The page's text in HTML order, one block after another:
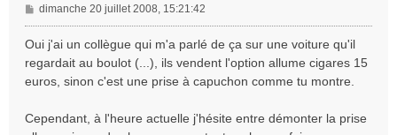
M
e
a
g
dimanche 20 juillet 2008, 15:21:42
Oui j'ai un collègue qui m'a parlé de ça sur une voiture qu'il
regardait au boulot (...), ils vendent l'option allume cigares 15
euros, sinon c'est une prise à capuchon comme tu montre.
Cependant, à l'heure actuelle j'hésite entre démonter la prise